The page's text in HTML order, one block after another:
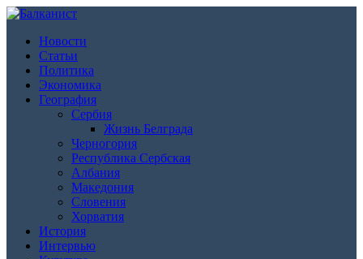
Новости
Статьи
Политика
Экономика
География
Сербия
Жизнь Белграда
Черногория
Республика Сербская
Албания
Македония
Словения
Хорватия
История
Интервью